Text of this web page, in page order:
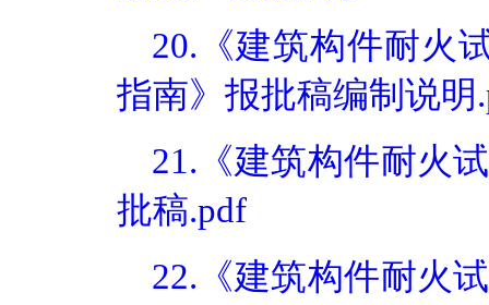
20.《建筑构件耐火
指南》报批稿编制说明
21.《建筑构件耐火
批稿.pdf
22.《建筑构件耐火